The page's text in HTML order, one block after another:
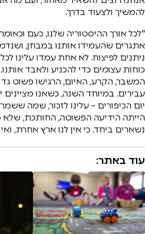
להמשיך ולצעוד בדרך.
"לכל אורך ההיסטוריה שלנו, כעם
אתגרים שהעמידו אותנו במבחן,
ניתנים לפיצוח. לא אחת עמדו עלינו
כוחות עצומים כדי להכניע ולאבד
המשבר, הקרע, האיום, הרגישו פשוט
עבירים. במיוחד השנה, כשאנו
יום הכיפורים – עלינו לזכור, שמה
הייתה הידיעה הפשוטה, החותכת,
נשארים ביחד. כי אין לנו ארץ אחרת,
עוד באתר: